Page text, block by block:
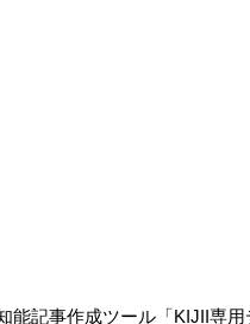
能記事作成ツール「KIJII専